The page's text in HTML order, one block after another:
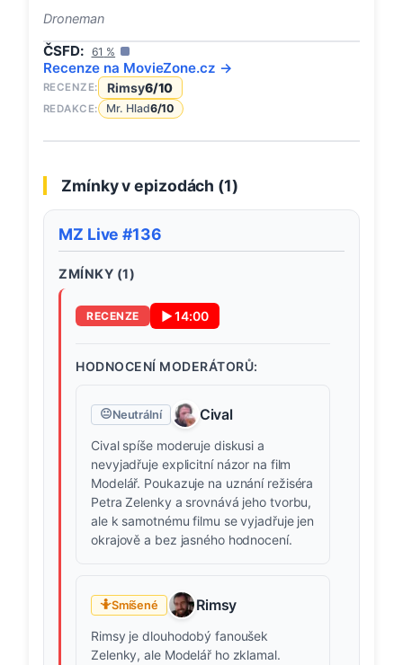
Droneman
ČSFD: 61 %
Recenze na MovieZone.cz →
RECENZE: Rimsy6/10
REDAKCE: Mr. Hlad6/10
Zmínky v epizodách (1)
MZ Live #136
ZMÍNKY (1)
RECENZE ▶14:00
HODNOCENÍ MODERÁTORŮ:
😐Neutrální Cival
Cival spíše moderuje diskusi a
nevyjadřuje explicitní názor na film
Modelář. Poukazuje na uznání režiséra
Petra Zelenky a srovnává jeho tvorbu,
ale k samotnému filmu se vyjadřuje jen
okrajově a bez jasného hodnocení.
🤷Smíšené Rimsy
Rimsy je dlouhodobý fanoušek
Zelenky, ale Modelář ho zklamal.